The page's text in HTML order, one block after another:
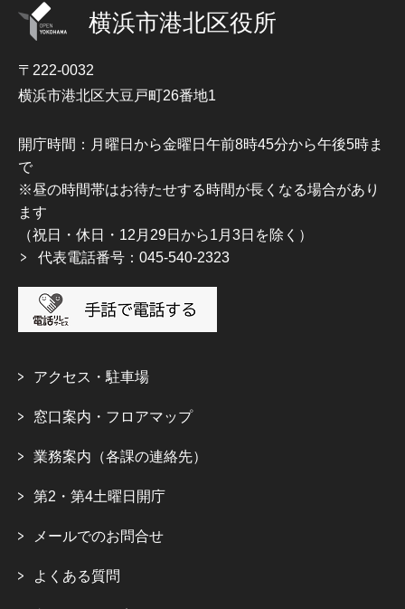
横浜市港北区役所
〒222-0032
横浜市港北区大豆戸町26番地1
開庁時間：月曜日から金曜日午前8時45分から午後5時ま
で
※昼の時間帯はお待たせする時間が長くなる場合があり
ます
（祝日・休日・12月29日から1月3日を除く）
代表電話番号：045-540-2323
アクセス・駐車場
窓口案内・フロアマップ
業務案内（各課の連絡先）
第2・第4土曜日開庁
メールでのお問合せ
よくある質問